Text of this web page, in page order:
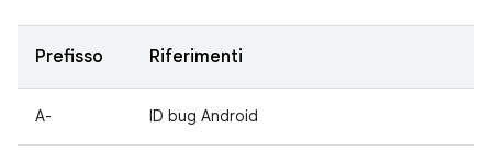
Prefisso Riferimenti
A- ID bug Android